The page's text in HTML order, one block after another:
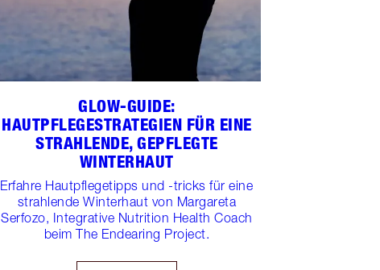
GLOW-GUIDE:
HAUTPFLEGESTRATEGIEN FÜR EINE
STRAHLENDE, GEPFLEGTE
WINTERHAUT
Erfahre Hautpflegetipps und -tricks für eine
strahlende Winterhaut von Margareta
Serfozo, Integrative Nutrition Health Coach
beim The Endearing Project.